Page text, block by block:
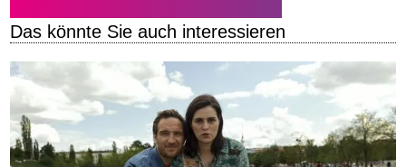
Das könnte Sie auch interessieren